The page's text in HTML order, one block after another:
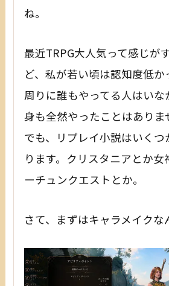
ね。
最近TRPG大人気って感じが
ど、私が若い頃は認知度低か
周りに誰もやってる人はいな
身も全然やったことはありま
でも、リプレイ小説はいくつ
ります。クリスタニアとか女
ーチュンクエストとか。
さて、まずはキャラメイクな